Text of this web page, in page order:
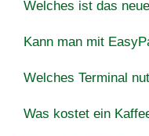
Welches ist das
Kann man mit
Welches Terminal
Was kostet ein